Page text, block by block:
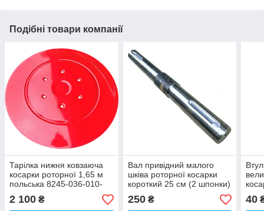
Подібні товари компанії
Тарілка нижня ковзаюча
косарки роторної 1,65 м
польська 8245-036-010-
528
2 100 ₴
Вал привідний малого
шківа роторної косарки
короткий 25 см (2 шпонки)
8245-036-010-263
польської
250₴ 40